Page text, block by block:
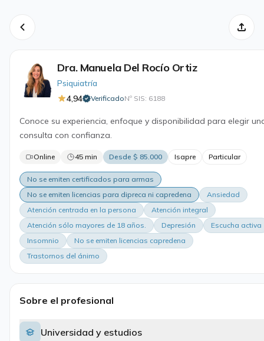
Dra. Manuela Del Rocío Ortiz
Psiquiatría
4,94
VerificadoNº SIS: 6188·
Conoce su experiencia, enfoque y disponibilidad para elegir
consulta con confianza.
Online 45 min Desde $ 85.000 Isapre Particular
No se emiten certificados para armas
No se emiten licencias para dipreca ni capredena
Ansiedad
Atención centrada en la persona
Atención integral
Atención sólo mayores de 18 años.
Depresión
Escucha activa
Insomnio
No se emiten licencias capredena
Trastornos del ánimo
Sobre el profesional
Universidad y estudios